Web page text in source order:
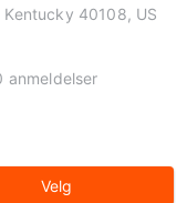
40108, US
anmeldelser
Velg